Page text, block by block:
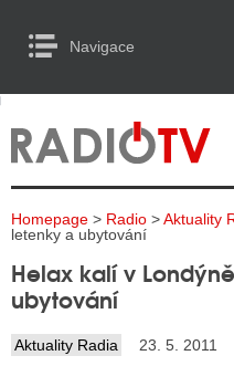
Navigace
RADIA
TELEVIZE
INTERNET
TISK
RADIA
to Content
Homepage > Radio >Aktuality
letenky a ubytování
Helax kalí v
ubytování
Aktuality Radia 23. 5. 2011